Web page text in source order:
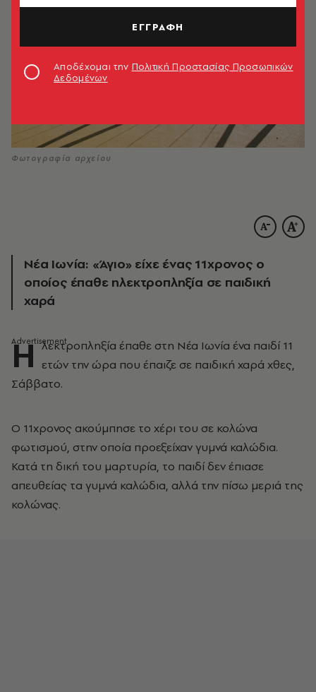
Φωτογραφία αρχείου
Νέα Ιωνία: «Άγιο» είχε ένας 11χρονος ο
οποίος έπαθε ηλεκτροπληξία σε παιδική
χαρά
Η λεκτροπληξία έπαθε στη Νέα Ιωνία ένα παιδί 11
ετών την ώρα που έπαιζε σε παιδική χαρά χθες,
Σάββατο.
Ο 11χρονος ακούμπησε το χέρι του σε κολώνα
φωτισμού, στην οποία προεξείχαν γυμνά καλώδια.
Κατά τη δική του μαρτυρία, το παιδί δεν έπιασε
απευθείας τα γυμνά καλώδια, αλλά την πίσω μεριά της
κολώνας.
ΕΓΓΡΑΦΗ
Αποδέχομαι την Πολιτική Προστασίας Προσωπικών
Δεδομένων